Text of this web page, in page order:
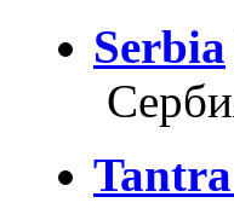
Serbia